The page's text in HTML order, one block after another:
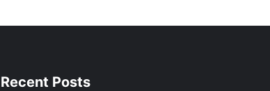
Recent Posts